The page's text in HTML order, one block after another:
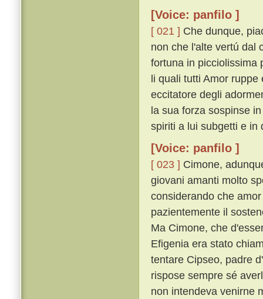
[Voice: panfilo ]
[ 021 ] Che dunque,
non che l'alte vertú dal
fortuna in picciolissima
li quali tutti Amor
eccitatore degli
la sua forza sospinse
spiriti a lui subgetti e in
[Voice: panfilo ]
[ 023 ] Cimone,
giovani amanti molto
considerando che
pazientemente il
Ma Cimone, che
Efigenia era stato
tentare Cipseo, padre
rispose sempre sé
non intendeva venirne